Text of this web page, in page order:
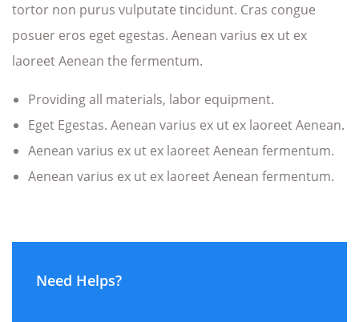
tortor non purus vulputate tincidunt. Cras congue
posuer eros eget egestas. Aenean varius ex ut ex
laoreet Aenean the fermentum.
Providing all materials, labor equipment.
Eget Egestas. Aenean varius ex ut ex laoreet Aenean.
Aenean varius ex ut ex laoreet Aenean fermentum.
Aenean varius ex ut ex laoreet Aenean fermentum.
Need Helps?